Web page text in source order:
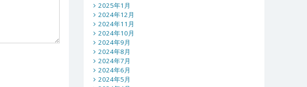
2025年1月
2024年12月
2024年11月
2024年10月
2024年9月
2024年8月
2024年7月
2024年6月
2024年5月